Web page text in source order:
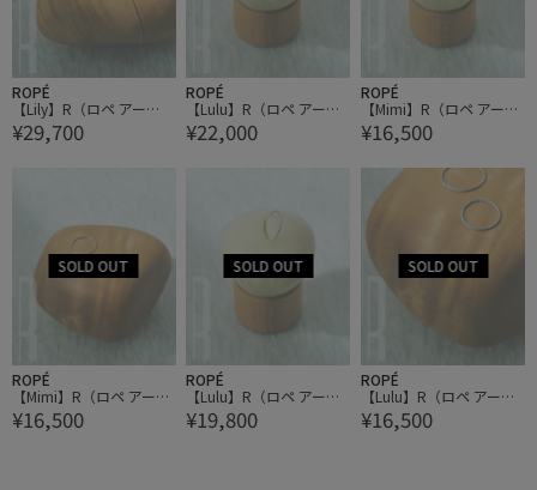
ROPÉ
【Lily】R（ロペ アー
ル）PT ラインモチーフ
アメリカンピアス
¥29,700
ROPÉ
【Lulu】R（ロペ アー
ル）PT ノットモチーフ
ナローリング
¥22,000
ROPÉ
【Mimi】R（ロペ アー
ル）PT プレーンナロー
リング
¥16,500
ROPÉ
【Mimi】R（ロペ アー
ル）PT プレーンナロー
ピンキーリング
¥16,500
ROPÉ
【Lulu】R（ロペ アー
ル）PT デルタラインリ
¥19,800
ROPÉ
【Lulu】R（ロペ アー
ル）PT デルタラインピ
ンキーリング
¥16,500